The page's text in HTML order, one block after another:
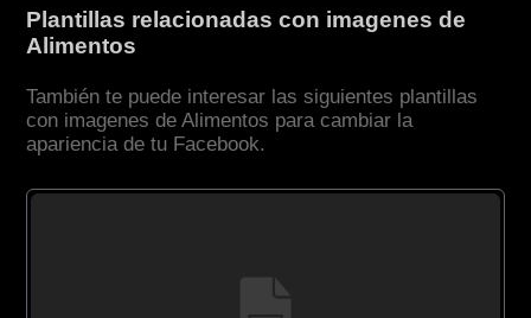
Plantillas relacionadas con imagenes de
Alimentos
También te puede interesar las siguientes plantillas
con imagenes de Alimentos para cambiar la
apariencia de tu Facebook.